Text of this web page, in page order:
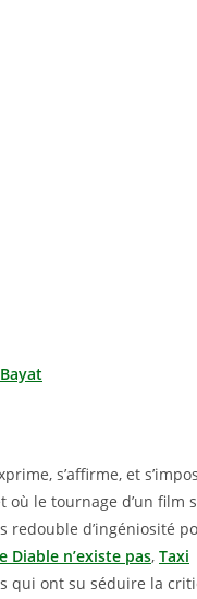
s’affirme, et
le tournage d’un film
redouble d’ingéniosité
Diable n’existe pas, Taxi
qui ont su séduire la